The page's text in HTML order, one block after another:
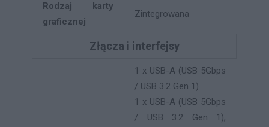
Rodzaj karty
graficznej
Zintegrowana
Złącza i interfejsy
1 x USB-A (USB 5Gbps
/ USB 3.2 Gen 1)
1 x USB-A (USB 5Gbps
/ USB 3.2 Gen 1),